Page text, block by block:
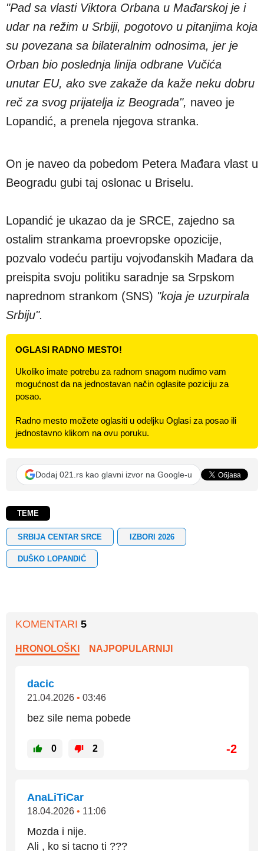
"Pad sa vlasti Viktora Orbana u Mađarskoj je i
udar na režim u Srbiji, pogotovo u pitanjima koja
su povezana sa bilateralnim odnosima, jer je
Orban bio poslednja linija odbrane Vučića
unutar EU, ako sve zakaže da kaže neku dobru
reč za svog prijatelja iz Beograda", naveo je
Lopandić, a prenela njegova stranka.
On je naveo da pobedom Petera Mađara vlast u
Beogradu gubi taj oslonac u Briselu.
Lopandić je ukazao da je SRCE, zajedno sa
ostalim strankama proevropske opozicije,
pozvalo vodeću partiju vojvođanskih Mađara da
preispita svoju politiku saradnje sa Srpskom
naprednom strankom (SNS) "koja je uzurpirala
Srbiju".
OGLASI RADNO MESTO!
Ukoliko imate potrebu za radnom snagom nudimo vam
mogućnost da na jednostavan način oglasite poziciju za
posao.
Radno mesto možete oglasiti u odeljku Oglasi za posao ili
jednostavno klikom na ovu poruku.
Dodaj 021.rs kao glavni izvor na Google-u
TEME
SRBIJA CENTAR SRCE IZBORI 2026
DUŠKO LOPANDIĆ
KOMENTARI 5
HRONOLOŠKI NAJPOPULARNIJI
dacic
21.04.2026 • 03:46
bez sile nema pobede
0 2 -2
AnaLiTiCar
18.04.2026 • 11:06
Mozda i nije.
Ali , ko si tacno ti ???